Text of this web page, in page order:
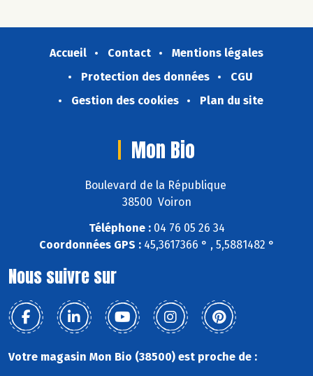
Accueil Contact
Mentions légales
Protection des données
CGU
Gestion des cookies
Plan du site
Mon Bio
Boulevard de la République
38500 Voiron
Téléphone :04 76 05 26 34
Coordonnées GPS :45,3617366 ° , 5,5881482 °
Nous suivre sur
Votre magasin Mon Bio (38500) est proche de :